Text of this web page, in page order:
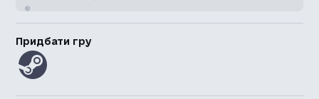
Придбати гру